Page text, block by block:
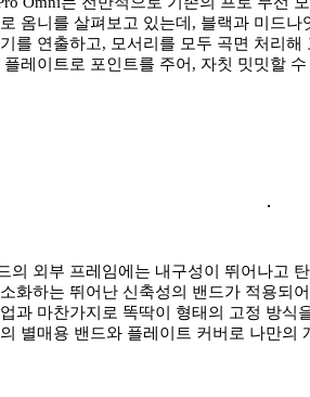
옴니를 살펴보고 있는데, 블랙과 미드
를 연출하고, 모서리를 모두 곡면 처리
레이트로 포인트를 주어, 자칫 밋밋할
의 외부 프레임에는 내구성이 뛰어나고
화하는 뛰어난 신축성의 밴드가 적용되
과 마찬가지로 똑딱이 형태의 고정 방
별매용 밴드와 플레이트 커버로 나만의